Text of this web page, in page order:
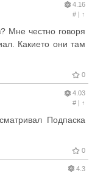
4.16
#| ↑
Мне честно говоря
Какието они там
0
4.03
#| ↑
Подпаска
0
4.3